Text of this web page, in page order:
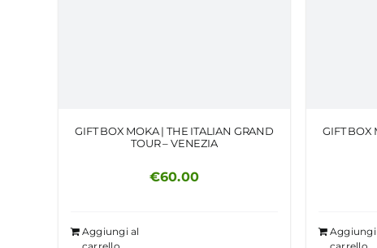
GIFT BOX MOKA | THE ITALIAN GRAND
TOUR – VENEZIA
€60.00
Aggiungi al
GIFT BOX
Aggiungi